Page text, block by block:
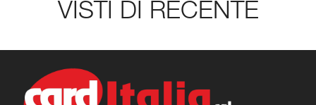
VISTI DI RECENTE